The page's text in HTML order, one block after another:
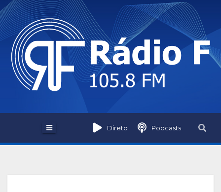
Skip
to
content
Direto Podcasts